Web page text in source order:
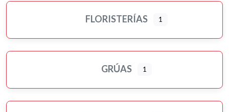
FLORISTERÍAS 1
GRÚAS 1